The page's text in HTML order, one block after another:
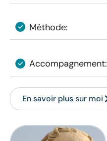
Méthode:
Accompagnement:
En savoir plus sur moi